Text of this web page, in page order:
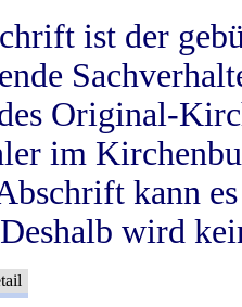
ist der
Original-
im
kann
wird